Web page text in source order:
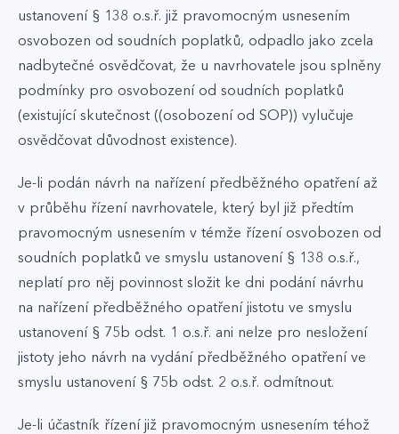
ustanovení § 138 o.s.ř. již pravomocným usnesením
osvobozen od soudních poplatků, odpadlo jako zcela
nadbytečné osvědčovat, že u navrhovatele jsou splněny
podmínky pro osvobození od soudních poplatků
(existující skutečnost ((osobození od SOP)) vylučuje
osvědčovat důvodnost existence).
Je-li podán návrh na nařízení předběžného opatření až
v průběhu řízení navrhovatele, který byl již předtím
pravomocným usnesením v témže řízení osvobozen od
soudních poplatků ve smyslu ustanovení § 138 o.s.ř.,
neplatí pro něj povinnost složit ke dni podání návrhu
na nařízení předběžného opatření jistotu ve smyslu
ustanovení § 75b odst. 1 o.s.ř. ani nelze pro nesložení
jistoty jeho návrh na vydání předběžného opatření ve
smyslu ustanovení § 75b odst. 2 o.s.ř. odmítnout.
Je-li účastník řízení již pravomocným usnesením téhož